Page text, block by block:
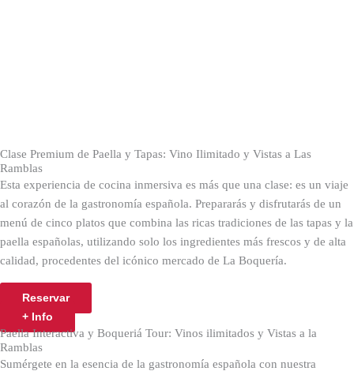
Clase Premium de Paella y Tapas: Vino Ilimitado y Vistas a Las
Ramblas
Esta experiencia de cocina inmersiva es más que una clase: es un viaje
al corazón de la gastronomía española. Prepararás y disfrutarás de un
menú de cinco platos que combina las ricas tradiciones de las tapas y la
paella españolas, utilizando solo los ingredientes más frescos y de alta
calidad, procedentes del icónico mercado de La Boquería.
Reservar
+ Info
Paella Interactiva y Boqueriá Tour: Vinos ilimitados y Vistas a la
Ramblas
Sumérgete en la esencia de la gastronomía española con nuestra